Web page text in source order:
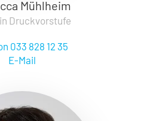
Mühlheim
Druckvorstufe
033 828 12 35
E-Mail